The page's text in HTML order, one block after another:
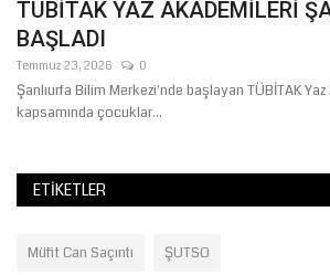
TÜBİTAK YAZ AKADEMİLERİ
BAŞLADI
Temmuz 23, 2026 0
Şanlıurfa Bilim Merkezi'nde başlayan TÜBİTAK
kapsamında çocuklar...
ETIKETLER
Müfit Can Saçıntı ŞUTSO